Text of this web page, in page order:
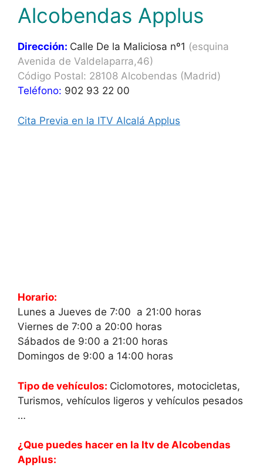
Alcobendas Applus
Dirección: Calle De la Maliciosa nº1 (esquina
Avenida de Valdelaparra,46)
Código Postal: 28108 Alcobendas (Madrid)
Teléfono: 902 93 22 00
Cita Previa en la ITV Alcalá Applus
Horario:
Lunes a Jueves de 7:00 a 21:00 horas
Viernes de 7:00 a 20:00 horas
Sábados de 9:00 a 21:00 horas
Domingos de 9:00 a 14:00 horas
Tipo de vehículos: Ciclomotores, motocicletas,
Turismos, vehículos ligeros y vehículos pesados​​
…
¿Que puedes hacer en la Itv de Alcobendas
Applus: